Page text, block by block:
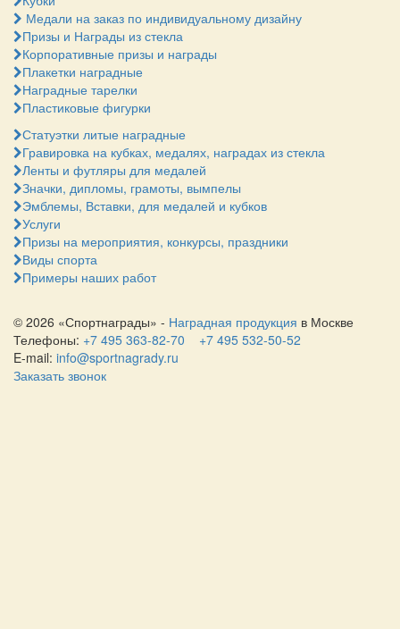
Медали на заказ по индивидуальному дизайну
Призы и Награды из стекла
Корпоративные призы и награды
Плакетки наградные
Наградные тарелки
Пластиковые фигурки
Статуэтки литые наградные
Гравировка на кубках, медалях, наградах из стекла
Ленты и футляры для медалей
Значки, дипломы, грамоты, вымпелы
Эмблемы, Вставки, для медалей и кубков
Услуги
Призы на мероприятия, конкурсы, праздники
Виды спорта
Примеры наших работ
© 2026 «Спортнаграды» - Наградная продукция в Москве
Телефоны: +7 495 363-82-70
+7 495 532-50-52
E-mail: info@sportnagrady.ru
Заказать звонок